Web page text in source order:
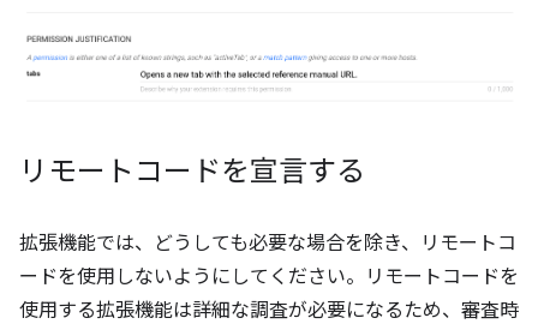
リモートコードを宣言する
拡張機能では、どうしても必要な場合を除き、リモートコ
ードを使用しないようにしてください。リモートコードを
使用する拡張機能は詳細な調査が必要になるため、審査時